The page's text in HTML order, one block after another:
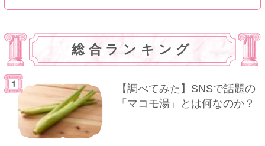
総合ランキング
【調べてみた】SNSで話題の
「マコモ湯」とは何なのか？